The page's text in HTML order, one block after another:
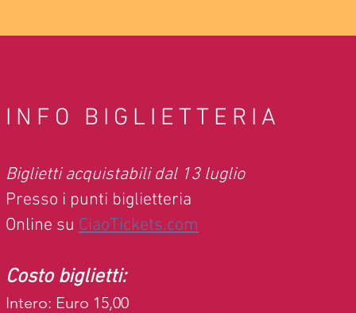
INFO BIGLIETTERIA
Biglietti acquistabili dal 13 luglio
Presso i punti biglietteria
Online su CiaoTickets.com
Costo biglietti:
Intero: Euro 15,00